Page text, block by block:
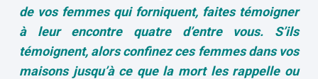
de vos femmes qui forniquent, faites témoigner
à leur encontre quatre d’entre vous. S’ils
témoignent, alors confinez ces femmes dans vos
maisons jusqu’à ce que la mort les rappelle ou